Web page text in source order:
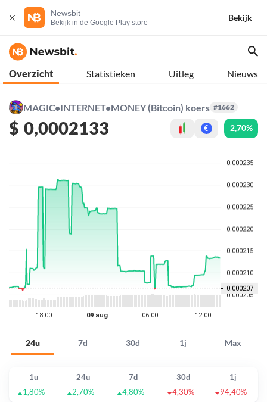
Newsbit
Bekijk in de Google Play store
Bekijk
Overzicht Statistieken Uitleg Nieuws
MAGIC•INTERNET•MONEY (Bitcoin) koers #1662
$ 0,0002133 € 2,70%
24u 7d 30d 1j Max
1u 24u 7d 30d
1j
1,80%
2,70% 4,80% 4,30% 94,40%